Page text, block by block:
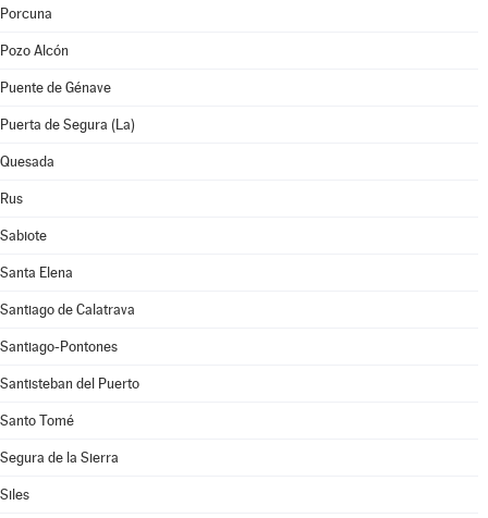
Porcuna
Pozo Alcón
Puente de Génave
Puerta de Segura (La)
Quesada
Rus
Sabiote
Santa Elena
Santiago de Calatrava
Santiago-Pontones
Santisteban del Puerto
Santo Tomé
Segura de la Sierra
Siles